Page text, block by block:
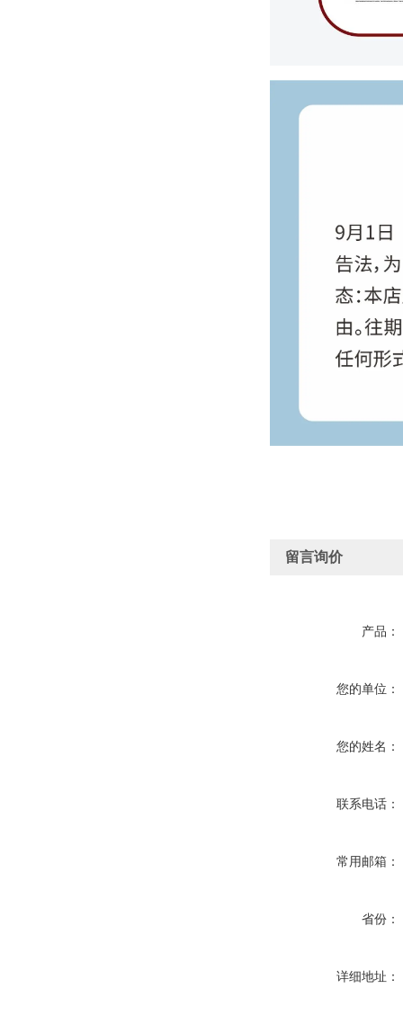
留言询价
产品：
您的单位：
您的姓名：
联系电话：
常用邮箱：
省份：
详细地址：